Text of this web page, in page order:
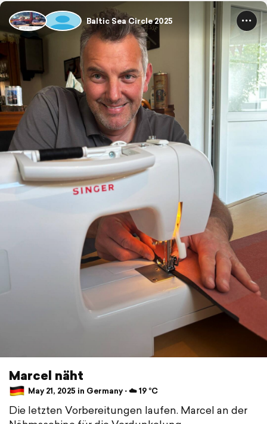
Baltic Sea Circle 2025
Marcel näht
May 21, 2025 in Germany ⋅ ☁️ 19 °C
Die letzten Vorbereitungen laufen. Marcel an der